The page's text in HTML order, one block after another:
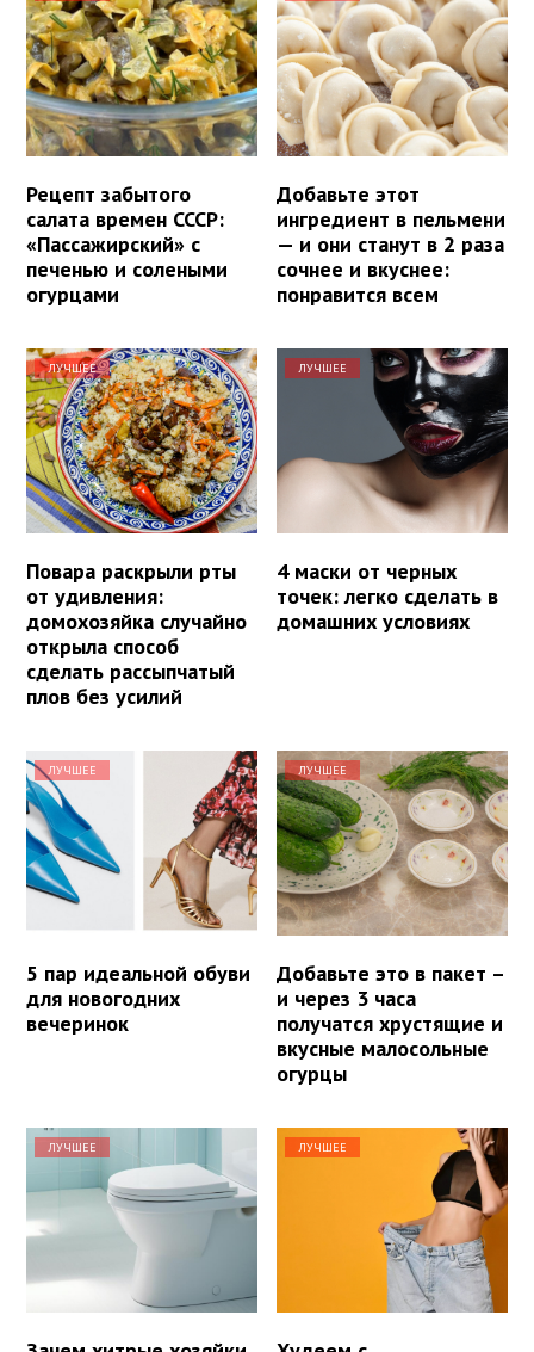
Рецепт забытого
салата времен СССР:
«Пассажирский» с
печенью и солеными
огурцами
Добавьте этот
ингредиент в пельмени
— и они станут в 2 раза
сочнее и вкуснее:
понравится всем
ЛУЧШЕЕ
Повара раскрыли рты
от удивления:
домохозяйка случайно
открыла способ
сделать рассыпчатый
плов без усилий
ЛУЧШЕЕ
4 маски от черных
точек: легко сделать в
домашних условиях
ЛУЧШЕЕ
5 пар идеальной обуви
для новогодних
вечеринок
ЛУЧШЕЕ
Добавьте это в пакет –
и через 3 часа
получатся хрустящие и
вкусные малосольные
огурцы
ЛУЧШЕЕ ЛУЧШЕЕ